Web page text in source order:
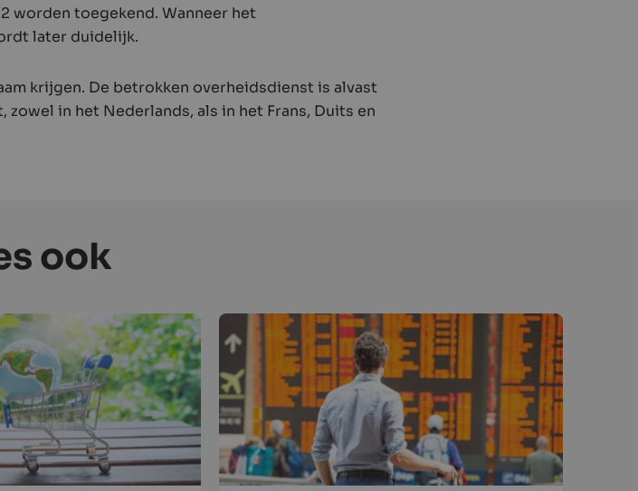
worden toegekend. Wanneer het
later duidelijk.
krijgen. De betrokken overheidsdienst is alvast
zowel in het Nederlands, als in het Frans, Duits en
ook